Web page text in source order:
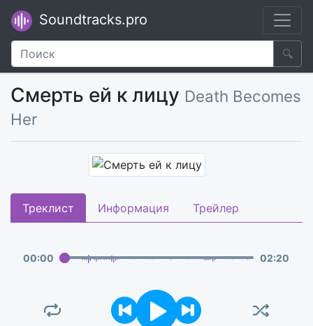
Soundtracks.pro
🔍
Смерть ей к лицу Death Becomes
Her
Треклист Информация Трейлер
00:00 02:20